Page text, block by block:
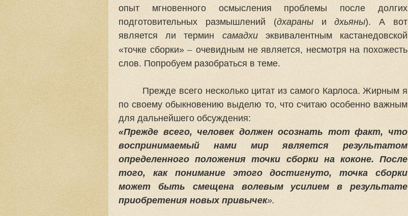
опыт мгновенного осмысления проблемы после долгих
подготовительных размышлений (дхараныидхьяны). А вот
является ли термин
самадхиэквивалентным кастанедовской
«точке сборки»– очевидным не является, несмотря на похожесть
слов. Попробуем разобраться в теме.
Прежде всего несколько цитат из самого Карлоса. Жирным я
по своему обыкновению выделю то, что считаю особенно важным
для дальнейшего обсуждения:
«Прежде всего, человек должен осознать тот факт, что
воспринимаемый нами мир является результатом
определенного положения точки сборки на коконе. После
того, как понимание этого достигнуто, точка сборки
может быть смещена волевым усилием в результате
приобретения новых привычек».